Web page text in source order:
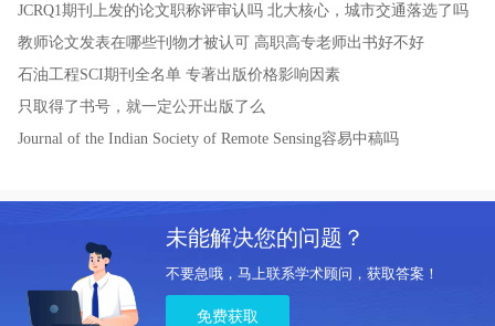
JCRQ1期刊上发的论文职称评审认吗 北大核心，城市交通落选了吗
教师论文发表在哪些刊物才被认可 高职高专老师出书好不好
石油工程SCI期刊全名单 专著出版价格影响因素
只取得了书号，就一定公开出版了么
Journal of the Indian Society of Remote Sensing容易中稿吗
未能解决您的问题？
不要急哦，马上联系学术顾问，获取答案！
免费获取